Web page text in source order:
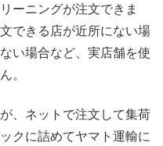
ーニングが注文できま
できる店が近所にない場
い場合など、実店舗を使
。
、ネットで注文して集荷
クに詰めてヤマト運輸に